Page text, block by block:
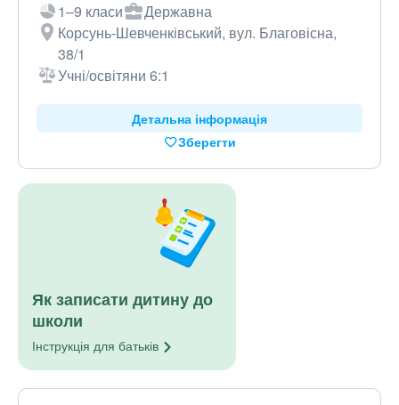
1–9 класи
Державна
Корсунь-Шевченківський, вул. Благовісна,
38/1
Учні/освітяни 6:1
Детальна інформація
Зберегти
Як записати дитину до
школи
Інструкція для батьків